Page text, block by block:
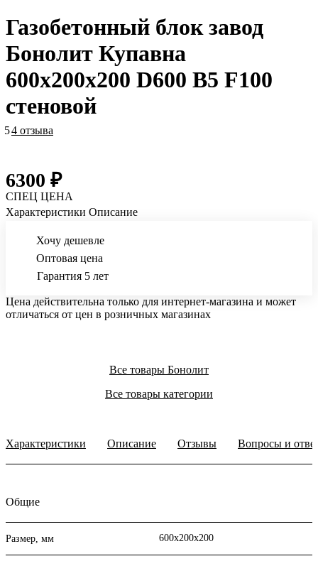
Газобетонный блок завод
Бонолит Купавна
600х200х200 D600 B5 F100
стеновой
54 отзыва
6300 ₽
СПЕЦ ЦЕНА
Характеристики Описание
Хочу дешевле
Оптовая цена
Гарантия 5 лет
Цена действительна только для интернет-магазина и может
отличаться от цен в розничных магазинах
Все товары Бонолит
Все товары категории
Характеристики Описание Отзывы Вопросы и
Общие
Размер, мм 600х200х200